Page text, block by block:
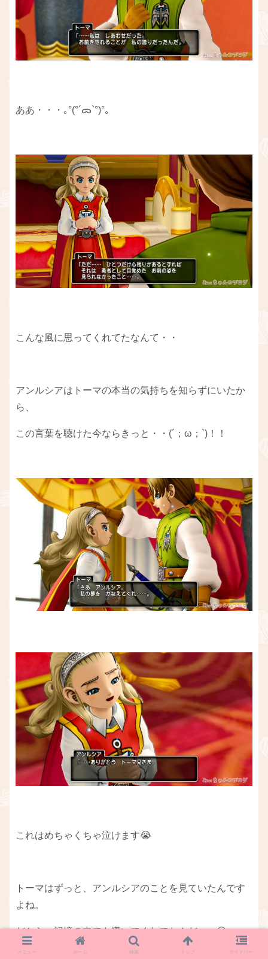
ああ・・・｡°(°´ᯅ`°)°｡
こんな風に思ってくれてたなんて・・
アンルシアはトーマの本当の気持ちを知らずにいたか
ら、
この言葉を聴けた今ならきっと・・(´；ω；`)！！
これはめちゃくちゃ泣けます😭
トーマはずっと、アンルシアのことを見ていたんです
よね。
だから、記憶の中でも導いてくれてたんだ・・😢
メニュー ホーム 検索 トップ サイドバー